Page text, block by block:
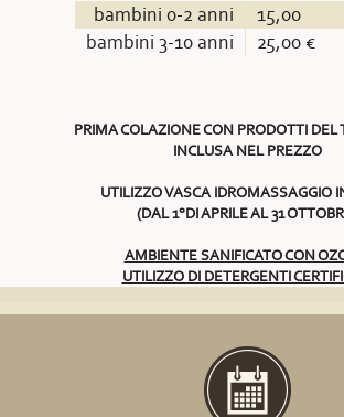
bambini 0-2 anni
15,00
bambini 3-10 anni
25,00 €
PRIMA COLAZIONE CON PRODOTTI DEL
INCLUSA NEL PREZZO
UTILIZZO VASCA IDROMASSAGGIO
(DAL 1°DI APRILE AL 31
AMBIENTE SANIFICATO CON
UTILIZZO DI DETERGENTI